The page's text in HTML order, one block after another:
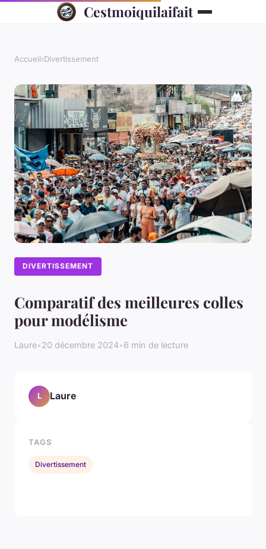
Cestmoiquilaifait
Accueil›Divertissement
DIVERTISSEMENT
Comparatif des meilleures colles
pour modélisme
Laure•20 décembre 2024•6 min de lecture
L Laure
TAGS
Divertissement